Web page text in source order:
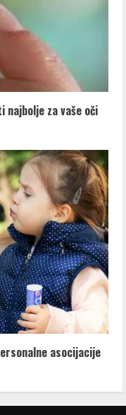
za vaše oči
asocijacije